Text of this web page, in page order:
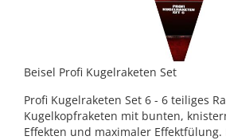
Beisel Profi Kugelraketen Set
Profi Kugelraketen Set 6 - 6 teiliges
Kugelkopfraketen mit bunten,
Effekten und maximaler